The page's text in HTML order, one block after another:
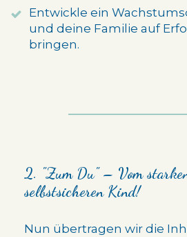
Entwickle ein
und deine Familie auf
bringen.
2. "Zum Du" – Vom
selbstsicheren Kind!
Nun übertragen wir die